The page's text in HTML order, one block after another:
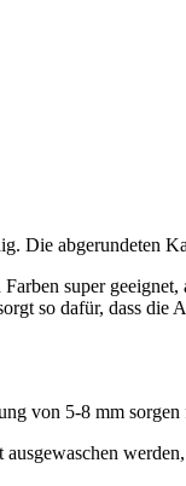
Die abgerundeten
super
so dafür, dass
von 5-8 mm